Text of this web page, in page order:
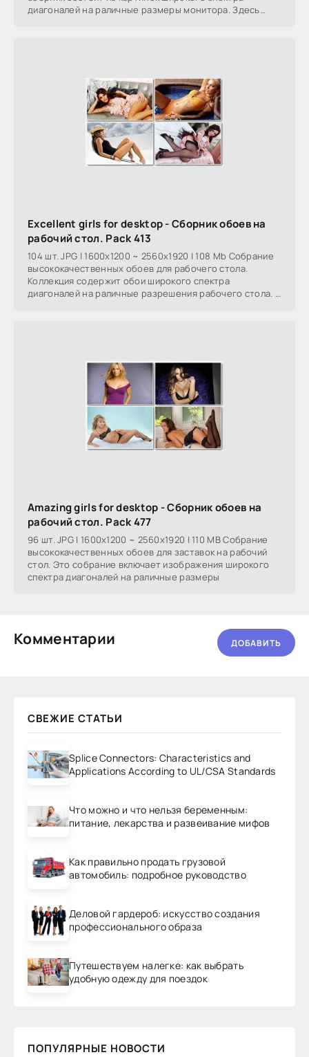
диагоналей на раличные размеры монитора. Здесь
Excellent girls for desktop - Сборник обоев на
рабочий стол. Pack 413
104 шт. JPG | 1600x1200 ~ 2560x1920 | 108 Mb Собрание
высококачественных обоев для рабочего стола.
Коллекция содержит обои широкого спектра
диагоналей на раличные разрешения рабочего стола. В
Amazing girls for desktop - Сборник обоев на
рабочий стол. Pack 477
96 шт. JPG | 1600x1200 ~ 2560x1920 | 110 MB Собрание
высококачественных обоев для заставок на рабочий
стол. Это собрание включает изображения широкого
спектра диагоналей на раличные размеры
Комментарии ДОБАВИТЬ
СВЕЖИЕ СТАТЬИ
Splice Connectors: Characteristics and
Applications According to UL/CSA Standards
Что можно и что нельзя беременным:
питание, лекарства и развеивание мифов
Как правильно продать грузовой
автомобиль: подробное руководство
Деловой гардероб: искусство создания
профессионального образа
Путешествуем налегке: как выбрать
удобную одежду для поездок
ПОПУЛЯРНЫЕ НОВОСТИ